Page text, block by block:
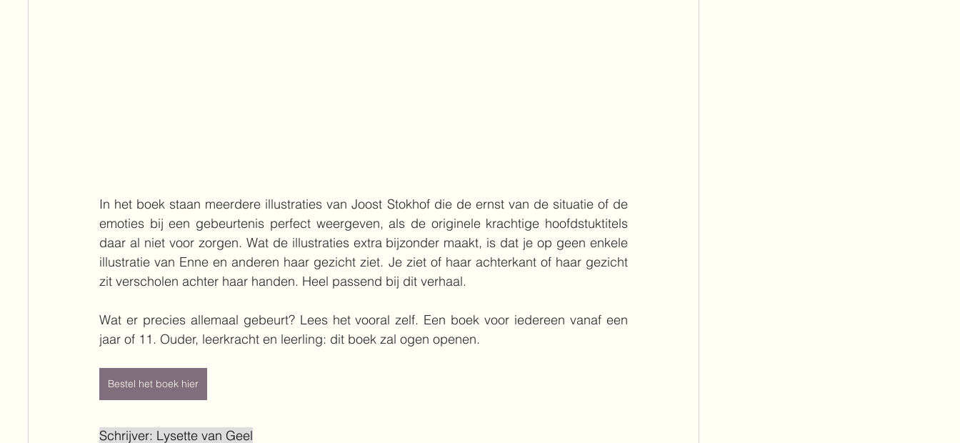
In het boek staan meerdere illustraties van Joost Stokhof die de ernst van de situatie of de
emoties bij een gebeurtenis perfect weergeven, als de originele krachtige hoofdstuktitels
daar al niet voor zorgen. Wat de illustraties extra bijzonder maakt, is dat je op geen enkele
illustratie van Enne en anderen haar gezicht ziet. Je ziet of haar achterkant of haar gezicht
zit verscholen achter haar handen. Heel passend bij dit verhaal.
Wat er precies allemaal gebeurt? Lees het vooral zelf. Een boek voor iedereen vanaf een
jaar of 11. Ouder, leerkracht en leerling: dit boek zal ogen openen.
Bestel het boek hier
Schrijver: Lysette van Geel